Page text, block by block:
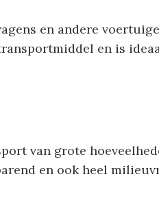
en andere
en is
van grote
en ook heel